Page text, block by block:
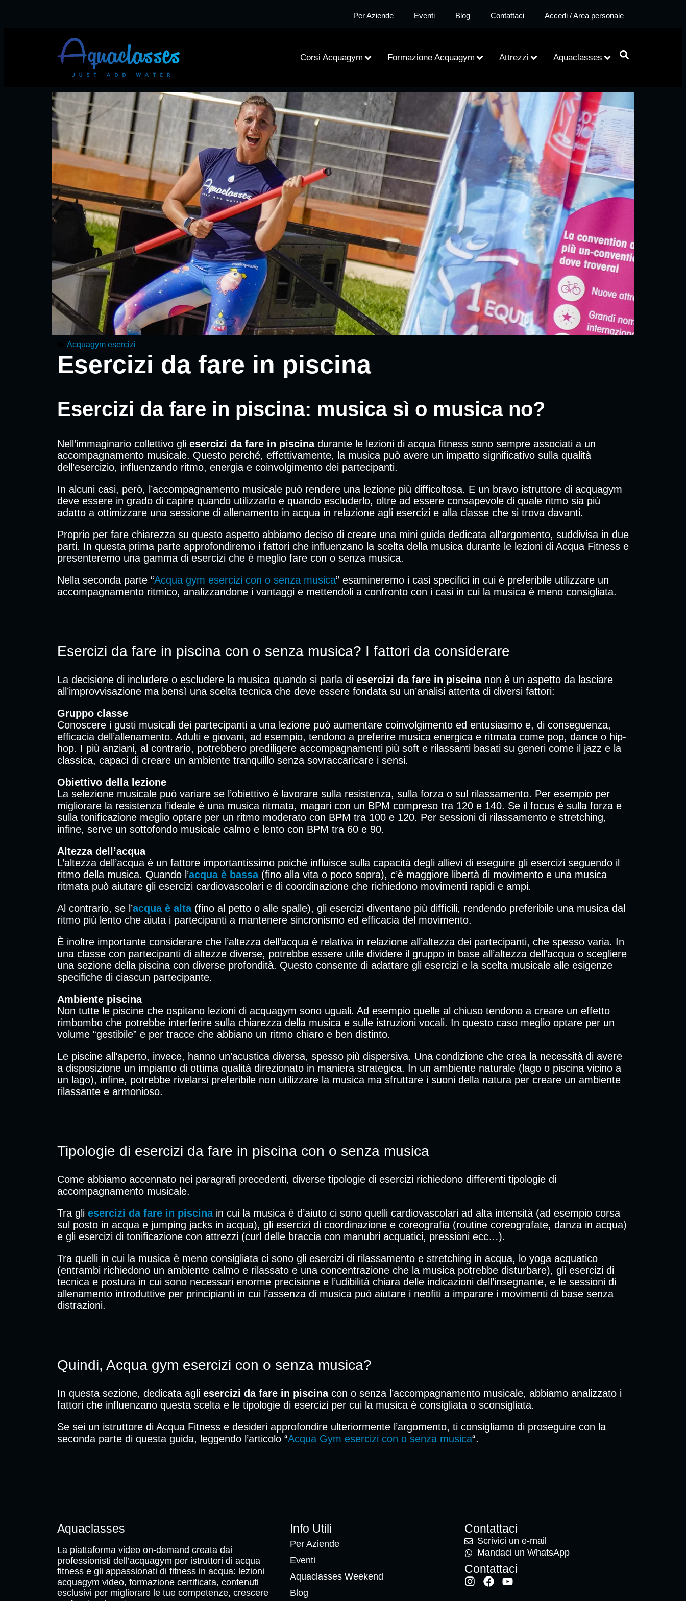
Per Aziende Eventi Blog Contattaci Accedi / Area personale
Corsi Acquagym Formazione Acquagym Attrezzi Aquaclasses
Acquagym esercizi
Esercizi da fare in piscina
Esercizi da fare in piscina: musica sì o musica no?
Nell’immaginario collettivo gli esercizi da fare in piscinadurante le lezioni di acqua fitness sono sempre associati a un
accompagnamento musicale. Questo perché, effettivamente, la musica può avere un impatto significativo sulla qualità
dell’esercizio, influenzando ritmo, energia e coinvolgimento dei partecipanti.
In alcuni casi, però, l’accompagnamento musicale può rendere una lezione più difficoltosa. E un bravo istruttore di acquagym
deve essere in grado di capire quando utilizzarlo e quando escluderlo, oltre ad essere consapevole di quale ritmo sia più
adatto a ottimizzare una sessione di allenamento in acqua in relazione agli esercizi e alla classe che si trova davanti.
Proprio per fare chiarezza su questo aspetto abbiamo deciso di creare una mini guida dedicata all’argomento, suddivisa in due
parti. In questa prima parte approfondiremo i fattori che influenzano la scelta della musica durante le lezioni di Acqua Fitness e
presenteremo una gamma di esercizi che è meglio fare con o senza musica.
Nella seconda parte “Acqua gym esercizi con o senza musica” esamineremo i casi specifici in cui è preferibile utilizzare un
accompagnamento ritmico, analizzandone i vantaggi e mettendoli a confronto con i casi in cui la musica è meno consigliata.
Esercizi da fare in piscina con o senza musica? I fattori da considerare
La decisione di includere o escludere la musica quando si parla di esercizi da fare in piscinanon è un aspetto da lasciare
all’improvvisazione ma bensì una scelta tecnica che deve essere fondata su un’analisi attenta di diversi fattori:
Gruppo classe
Conoscere i gusti musicali dei partecipanti a una lezione può aumentare coinvolgimento ed entusiasmo e, di conseguenza,
efficacia dell’allenamento. Adulti e giovani, ad esempio, tendono a preferire musica energica e ritmata come pop, dance o hip-
hop. I più anziani, al contrario, potrebbero prediligere accompagnamenti più soft e rilassanti basati su generi come il jazz e la
classica, capaci di creare un ambiente tranquillo senza sovraccaricare i sensi.
Obiettivo della lezione
La selezione musicale può variare se l’obiettivo è lavorare sulla resistenza, sulla forza o sul rilassamento. Per esempio per
migliorare la resistenza l’ideale è una musica ritmata, magari con un BPM compreso tra 120 e 140. Se il focus è sulla forza e
sulla tonificazione meglio optare per un ritmo moderato con BPM tra 100 e 120. Per sessioni di rilassamento e stretching,
infine, serve un sottofondo musicale calmo e lento con BPM tra 60 e 90.
Altezza dell’acqua
L’altezza dell’acqua è un fattore importantissimo poiché influisce sulla capacità degli allievi di eseguire gli esercizi seguendo il
ritmo della musica. Quando l’acqua è bassa(fino alla vita o poco sopra), c’è maggiore libertà di movimento e una musica
ritmata può aiutare gli esercizi cardiovascolari e di coordinazione che richiedono movimenti rapidi e ampi.
Al contrario, se l’acqua è alta(fino al petto o alle spalle), gli esercizi diventano più difficili, rendendo preferibile una musica dal
ritmo più lento che aiuta i partecipanti a mantenere sincronismo ed efficacia del movimento.
È inoltre importante considerare che l’altezza dell’acqua è relativa in relazione all’altezza dei partecipanti, che spesso varia. In
una classe con partecipanti di altezze diverse, potrebbe essere utile dividere il gruppo in base all’altezza dell’acqua o scegliere
una sezione della piscina con diverse profondità. Questo consente di adattare gli esercizi e la scelta musicale alle esigenze
specifiche di ciascun partecipante.
Ambiente piscina
Non tutte le piscine che ospitano lezioni di acquagym sono uguali. Ad esempio quelle al chiuso tendono a creare un effetto
rimbombo che potrebbe interferire sulla chiarezza della musica e sulle istruzioni vocali. In questo caso meglio optare per un
volume “gestibile” e per tracce che abbiano un ritmo chiaro e ben distinto.
Le piscine all’aperto, invece, hanno un’acustica diversa, spesso più dispersiva. Una condizione che crea la necessità di avere
a disposizione un impianto di ottima qualità direzionato in maniera strategica. In un ambiente naturale (lago o piscina vicino a
un lago), infine, potrebbe rivelarsi preferibile non utilizzare la musica ma sfruttare i suoni della natura per creare un ambiente
rilassante e armonioso.
Tipologie di esercizi da fare in piscina con o senza musica
Come abbiamo accennato nei paragrafi precedenti, diverse tipologie di esercizi richiedono differenti tipologie di
accompagnamento musicale.
Tra gli esercizi da fare in piscinain cui la musica è d’aiuto ci sono quelli cardiovascolari ad alta intensità (ad esempio corsa
sul posto in acqua e jumping jacks in acqua), gli esercizi di coordinazione e coreografia (routine coreografate, danza in acqua)
e gli esercizi di tonificazione con attrezzi (curl delle braccia con manubri acquatici, pressioni ecc…).
Tra quelli in cui la musica è meno consigliata ci sono gli esercizi di rilassamento e stretching in acqua, lo yoga acquatico
(entrambi richiedono un ambiente calmo e rilassato e una concentrazione che la musica potrebbe disturbare), gli esercizi di
tecnica e postura in cui sono necessari enorme precisione e l’udibilità chiara delle indicazioni dell’insegnante, e le sessioni di
allenamento introduttive per principianti in cui l’assenza di musica può aiutare i neofiti a imparare i movimenti di base senza
distrazioni.
Quindi, Acqua gym esercizi con o senza musica?
In questa sezione, dedicata agli esercizi da fare in piscinacon o senza l’accompagnamento musicale, abbiamo analizzato i
fattori che influenzano questa scelta e le tipologie di esercizi per cui la musica è consigliata o sconsigliata.
Se sei un istruttore di Acqua Fitness e desideri approfondire ulteriormente l’argomento, ti consigliamo di proseguire con la
seconda parte di questa guida, leggendo l’articolo “Acqua Gym esercizi con o senza musica“.
Aquaclasses
La piattaforma video on-demand creata dai
professionisti dell’acquagym per istruttori di acqua
fitness e gli appassionati di fitness in acqua: lezioni
acquagym video, formazione certificata, contenuti
esclusivi per migliorare le tue competenze, crescere
Info Utili
Per Aziende
Eventi
Aquaclasses Weekend
Blog
Contattaci
Scrivici un e-mail
Mandaci un WhatsApp
Contattaci